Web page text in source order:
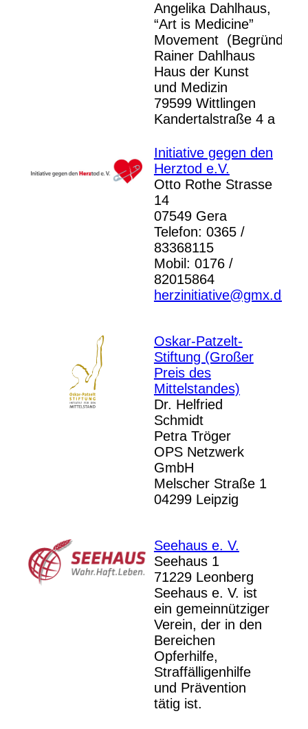
Angelika Dahlhaus,
“Art is Medicine”
Movement
Rainer Dahlhaus
Haus der Kunst
und Medizin
79599 Wittlingen
Kandertalstraße 4 a
Initiative gegen den
Herztod e.V.
Otto Rothe Strasse
14
07549 Gera
Telefon: 0365 /
83368115
Mobil: 0176 /
82015864
herzinitiative@gmx.de
Oskar-Patzelt-
Stiftung (Großer
Preis des
Mittelstandes)
Dr. Helfried
Schmidt
Petra Tröger
OPS Netzwerk
GmbH
Melscher Straße 1
04299 Leipzig
Seehaus e. V.
Seehaus 1
71229 Leonberg
Seehaus e. V. ist
ein gemeinnütziger
Verein, der in den
Bereichen
Opferhilfe,
Straffälligenhilfe
und Prävention
tätig ist.